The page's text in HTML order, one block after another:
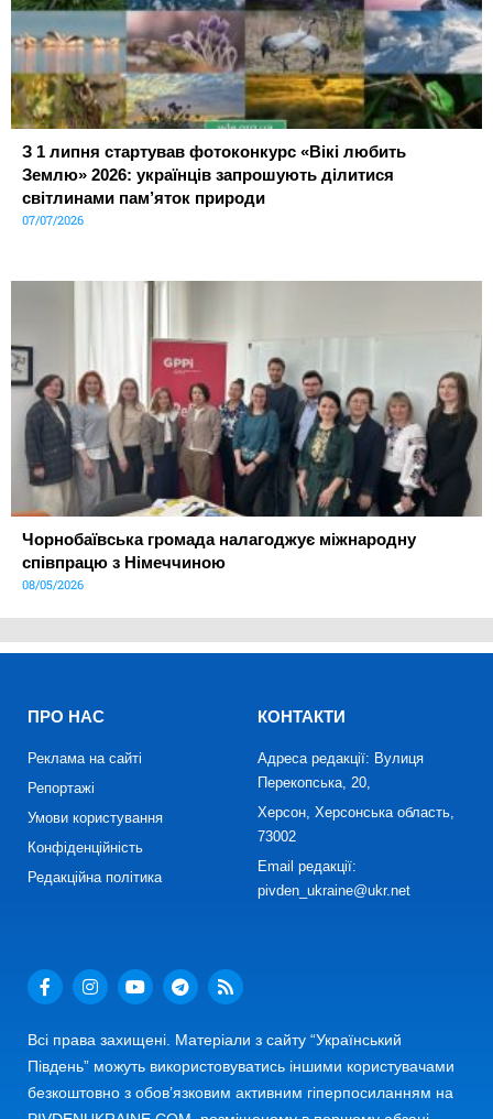
З 1 липня стартував фотоконкурс «Вікі любить
Землю» 2026: українців запрошують ділитися
світлинами пам’яток природи
07/07/2026
Чорнобаївська громада налагоджує міжнародну
співпрацю з Німеччиною
08/05/2026
ПРО НАС
Реклама на сайті
Репортажі
Умови користування
Конфіденційність
Редакційна політика
КОНТАКТИ
Адреса редакції: Вулиця
Перекопська, 20,
Херсон, Херсонська область,
73002
Email редакції:
pivden_ukraine@ukr.net
Всі права захищені. Матеріали з сайту “Український
Південь” можуть використовуватись іншими користувачами
безкоштовно з обов’язковим активним гіперпосиланням на